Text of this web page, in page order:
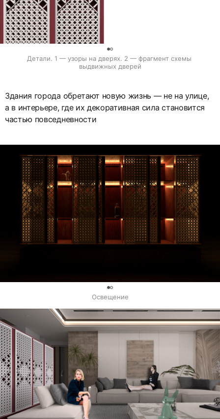
Детали. 1 — узоры на дверях. 2 — фрагмент схемы
выдвижных дверей
Здания города обретают новую жизнь — не на улице,
а в интерьере, где их декоративная сила становится
частью повседневности
Освещение